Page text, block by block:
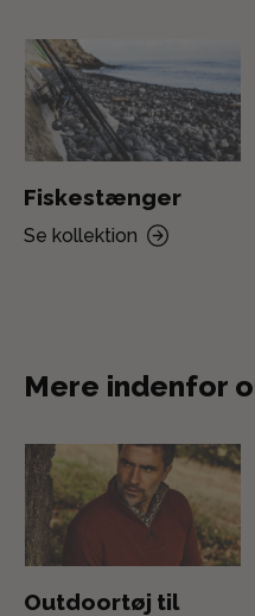
Fiskestænger
Se kollektion
Mere indenfor
Outdoortøj til